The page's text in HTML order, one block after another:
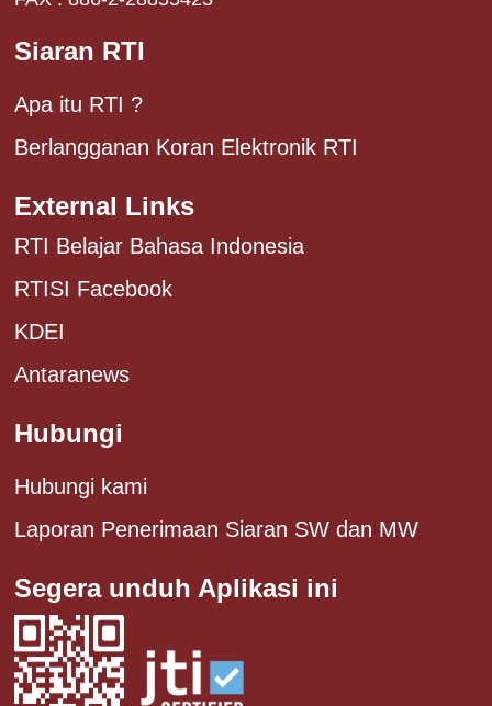
Siaran RTI
Apa itu RTI ?
Berlangganan Koran Elektronik RTI
External Links
RTI Belajar Bahasa Indonesia
RTISI Facebook
KDEI
Antaranews
Hubungi
Hubungi kami
Laporan Penerimaan Siaran SW dan MW
Segera unduh Aplikasi ini